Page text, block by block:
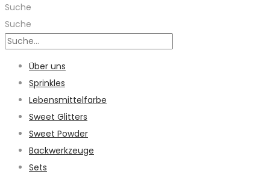
Suche
Suche
Über uns
Sprinkles
Lebensmittelfarbe
Sweet Glitters
Sweet Powder
Backwerkzeuge
Sets